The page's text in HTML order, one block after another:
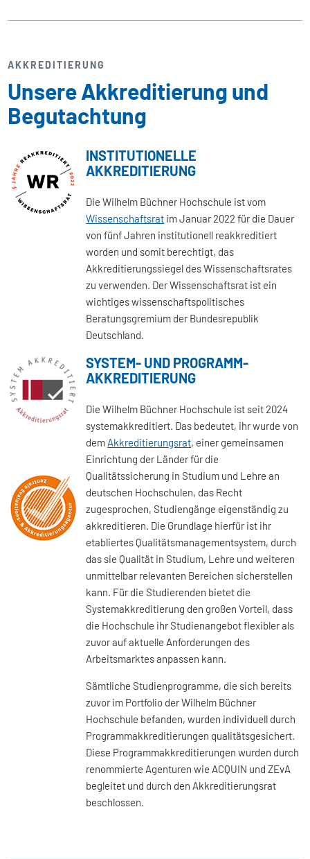
AKKREDITIERUNG
Unsere Akkreditierung und
Begutachtung
INSTITUTIONELLE
AKKREDITIERUNG
Die Wilhelm Büchner Hochschule ist vom
Wissenschaftsrat im Januar 2022 für die Dauer
von fünf Jahren institutionell reakkreditiert
worden und somit berechtigt, das
Akkreditierungssiegel des Wissenschaftsrates
zu verwenden. Der Wissenschaftsrat ist ein
wichtiges wissenschaftspolitisches
Beratungsgremium der Bundesrepublik
Deutschland.
SYSTEM- UND PROGRAMM-
AKKREDITIERUNG
Die Wilhelm Büchner Hochschule ist seit 2024
systemakkreditiert. Das bedeutet, ihr wurde von
dem Akkreditierungsrat, einer gemeinsamen
Einrichtung der Länder für die
Qualitätssicherung in Studium und Lehre an
deutschen Hochschulen, das Recht
zugesprochen, Studiengänge eigenständig zu
akkreditieren. Die Grundlage hierfür ist ihr
etabliertes Qualitätsmanagementsystem, durch
das sie Qualität in Studium, Lehre und weiteren
unmittelbar relevanten Bereichen sicherstellen
kann. Für die Studierenden bietet die
Systemakkreditierung den großen Vorteil, dass
die Hochschule ihr Studienangebot flexibler als
zuvor auf aktuelle Anforderungen des
Arbeitsmarktes anpassen kann.
Sämtliche Studienprogramme, die sich bereits
zuvor im Portfolio der Wilhelm Büchner
Hochschule befanden, wurden individuell durch
Programmakkreditierungen qualitätsgesichert.
Diese Programmakkreditierungen wurden durch
renommierte Agenturen wie ACQUIN und ZEvA
begleitet und durch den Akkreditierungsrat
beschlossen.